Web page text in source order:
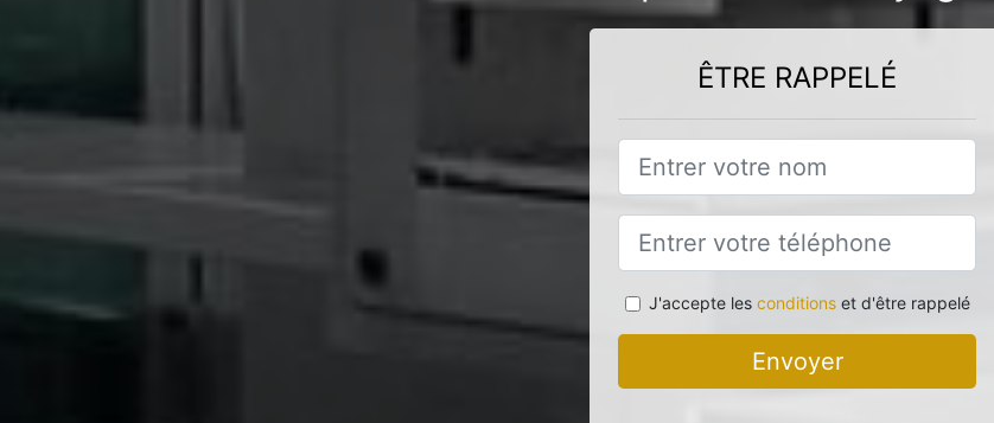
ÊTRE RAPPELÉ
J'accepte les conditionset d'être rappelé
Envoyer